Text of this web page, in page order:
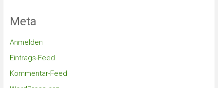
Meta
Anmelden
Eintrags-Feed
Kommentar-Feed